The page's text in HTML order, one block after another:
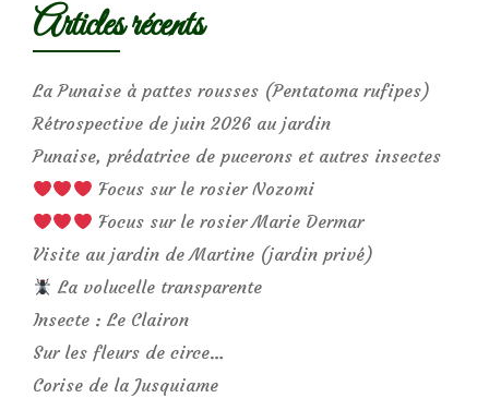
Articles récents
La Punaise à pattes rousses (Pentatoma rufipes)
Rétrospective de juin 2026 au jardin
Punaise, prédatrice de pucerons et autres insectes
Focus sur le rosier Nozomi
Focus sur le rosier Marie Dermar
Visite au jardin de Martine (jardin privé)
La volucelle transparente
Insecte : Le Clairon
Sur les fleurs de circe…
Corise de la Jusquiame